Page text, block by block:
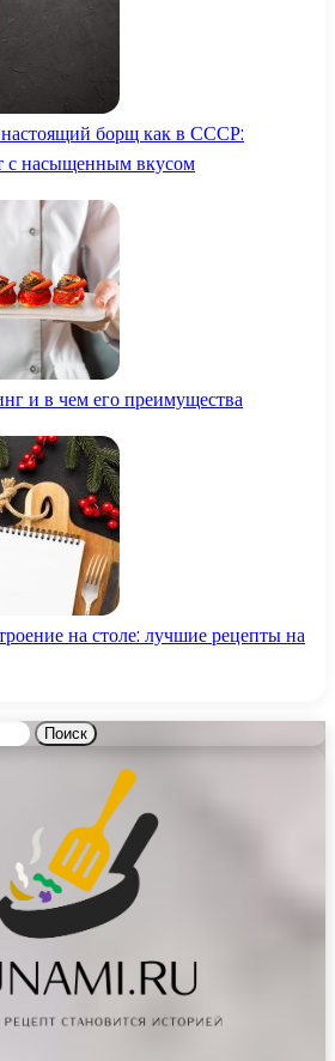
борщ как в СССР:
с насыщенным вкусом
и в чем его преимущества
на столе: лучшие рецепты на